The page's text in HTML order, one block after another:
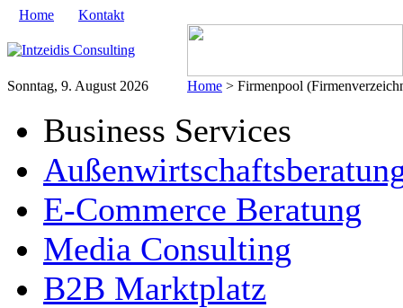
Home Kontakt
Sonntag, 9. August 2026 Home > Firmenpool
Business Services
E-Commerce Beratung
Media Consulting
B2B Marktplatz